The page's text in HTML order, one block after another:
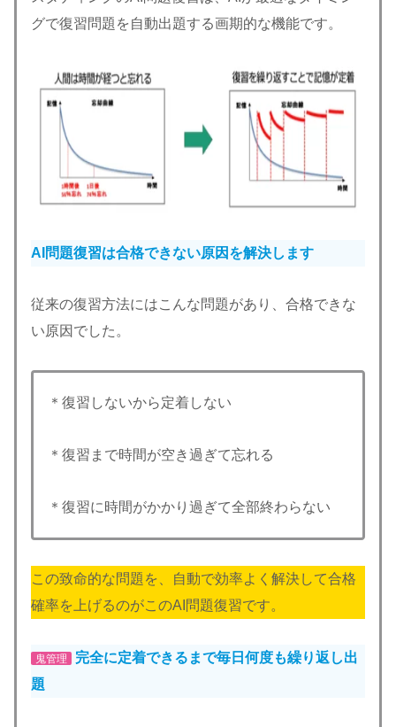
グで復習問題を自動出題する画期的な機能です。
AI問題復習は合格できない原因を解決します
従来の復習方法にはこんな問題があり、合格できな
い原因でした。
＊復習しないから定着しない
＊復習まで時間が空き過ぎて忘れる
＊復習に時間がかかり過ぎて全部終わらない
この致命的な問題を、自動で効率よく解決して合格
確率を上げるのがこのAI問題復習です。
鬼管理
完全に定着できるまで毎日何度も繰り返し出
題